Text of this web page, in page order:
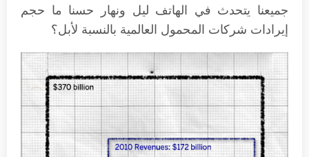
جميعنا يتحدث في الهاتف ليل ونهار حسنا ما حجم
إيرادات شركات المحمول العالمية بالنسبة لأبل؟